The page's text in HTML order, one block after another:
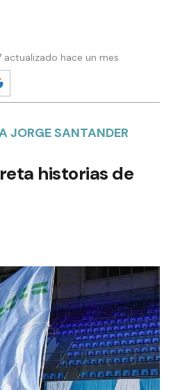
hace un mes
JORGE SANTANDER
historias de